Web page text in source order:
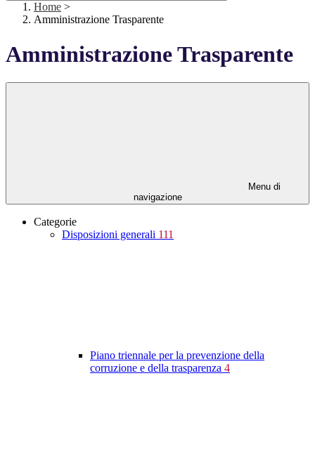
Home >
Amministrazione Trasparente
Amministrazione Trasparente
Menu di
navigazione
Categorie
Disposizioni generali 111
Piano triennale per la prevenzione della
corruzione e della trasparenza 4